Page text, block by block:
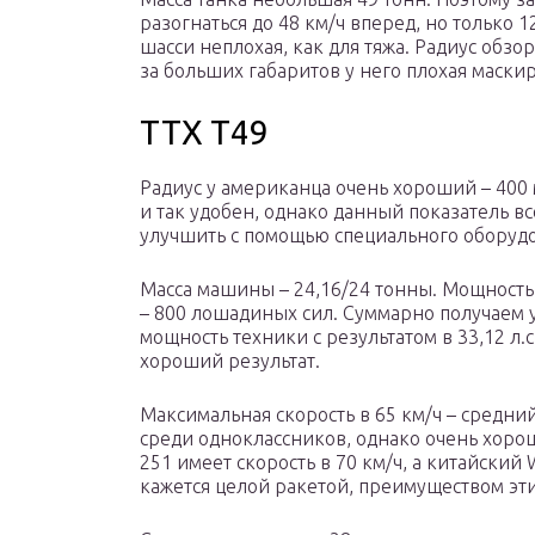
разогнаться до 48 км/ч вперед, но только
шасси неплохая, как для тяжа. Радиус
за больших габаритов у него плохая
ТТХ Т49
Радиус у американца очень хороший –
и так удобен, однако данный показатель
улучшить с помощью специального
Масса машины – 24,16/24 тонны. Мощность
– 800 лошадиных сил. Суммарно получаем
мощность техники с результатом в 33,12
хороший результат.
Максимальная скорость в 65 км/ч –
среди одноклассников, однако очень
251 имеет скорость в 70 км/ч, а
кажется целой ракетой, преимуществом